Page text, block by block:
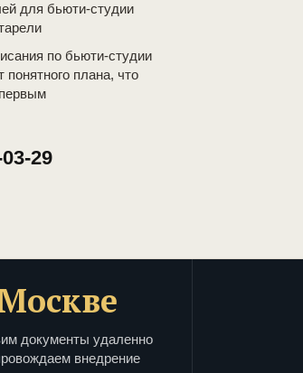
для бьюти-студии
по бьюти-студии
понятного плана, что
29
документы удаленно
внедрение